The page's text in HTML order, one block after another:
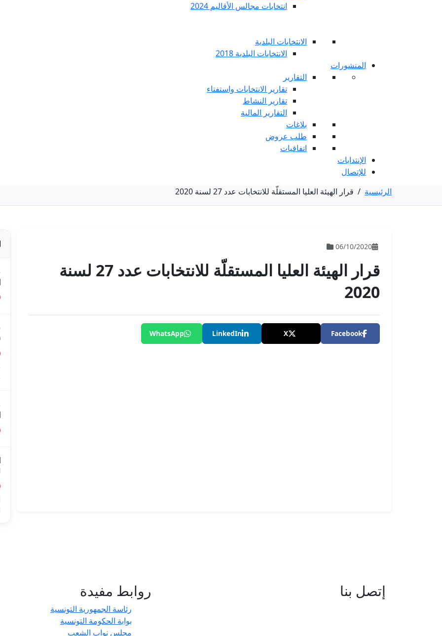
انتخابات مجالس الأقاليم 2024
الانتخابات البلدية
الانتخابات البلدية 2018
المنشورات
التقارير
تقارير الانتخابات واستفتاء
تقارير النشاط
التقارير المالية
بلاغات
طلب عروض
اتفاقيات
الإنتدابات
للإتصال
الرئيسية / قرار الهيئة العليا المستقلّة للانتخابات عدد 27 لسنة 2020
06/10/2020
قرار الهيئة العليا المستقلّة للانتخابات عدد 27 لسنة
2020
Facebook
X
LinkedIn
WhatsApp
إتصل بنا روابط مفيدة
رئاسة الجمهورية التونسية
بوابة الحكومة التونسية
مجلس نواب الشعب